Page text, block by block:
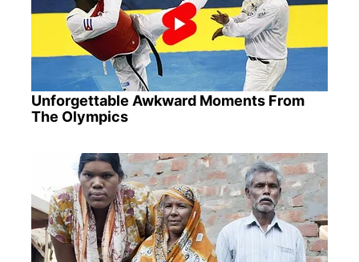
Unforgettable Awkward Moments From
The Olympics